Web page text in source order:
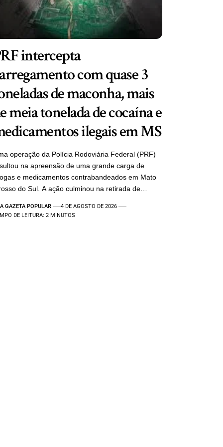
intercepta
com quase 3
de maconha, mais
meia tonelada de cocaína e
ilegais em MS
operação da Polícia Rodoviária Federal (PRF)
na apreensão de uma grande carga de
e medicamentos contrabandeados em Mato
do Sul. A ação culminou na retirada de…
A GAZETA POPULAR
4 DE AGOSTO DE 2026
DE LEITURA: 2 MINUTOS